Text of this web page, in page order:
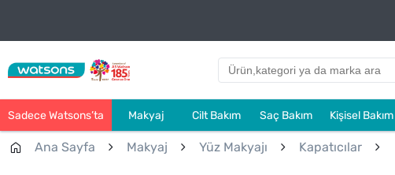
Sadece Watsons’ta Makyaj Cilt Bakım Saç Bakım Kişisel Bakım
Ana Sayfa Makyaj Yüz Makyajı Kapatıcılar